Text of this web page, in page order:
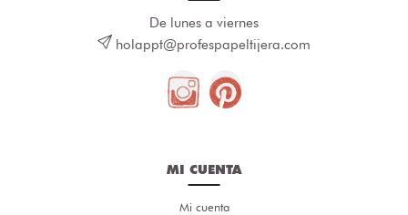
De lunes a viernes
holappt@profespapeltijera.com
MI CUENTA
Mi cuenta